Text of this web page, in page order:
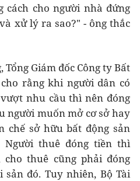
cách cho người nhà đứng
xử lý ra sao?" - ông thắc
Giám đốc Công ty Bất
rằng khi người dân có
nhu cầu thì nên đóng
người muốn mở cơ sở hay
chế sở hữu bất động sản
thuê đóng tiền thì
thuê cũng phải đóng
đó. Tuy nhiên, Bộ Tài